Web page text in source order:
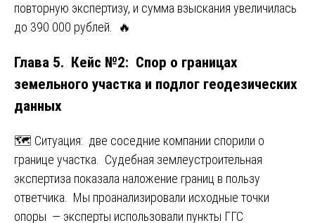
повторную экспертизу, и сумма взыскания увеличилась
до 390 000 рублей. 🔥
Глава 5. Кейс №2: Спор о границах
земельного участка и подлог геодезических
данных
🗺️ Ситуация: две соседние компании спорили о
границе участка. Судебная землеустроительная
экспертиза показала наложение границ в пользу
ответчика. Мы проанализировали исходные точки
опоры — эксперты использовали пункты ГГС